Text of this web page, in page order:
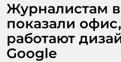
Журналистам
показали
работают
Google